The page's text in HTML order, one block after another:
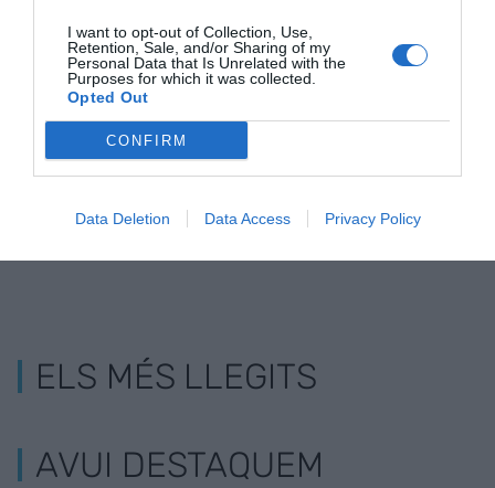
I want to opt-out of Collection, Use,
Retention, Sale, and/or Sharing of my
Personal Data that Is Unrelated with the
Purposes for which it was collected.
Opted Out
CONFIRM
Data Deletion Data Access Privacy Policy
AfegirVIA Empresacom a font preferida de
Google de forma gratuïta
Estigues informat amb les últimes notícies d'actualitat
ACTIVAR ARA
ELS MÉS LLEGITS
AVUI DESTAQUEM